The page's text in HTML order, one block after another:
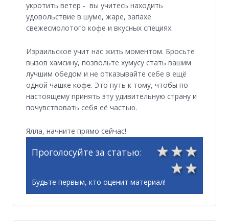
укротить ветер - вы учитесь находить
удовольствие в шуме, жаре, запахе
свежесмолотого кофе и вкусных специях.
Израильское учит нас жить моментом. Бросьте
вызов хамсину, позвольте хумусу стать вашим
лучшим обедом и не отказывайте себе в ещё
одной чашке кофе. Это путь к тому, чтобы по-
настоящему принять эту удивительную страну и
почувствовать себя её частью.
Ялла, начните прямо сейчас!
Проголосуйте за статью: 4
3
1
Будьте первым, кто оценит материал!